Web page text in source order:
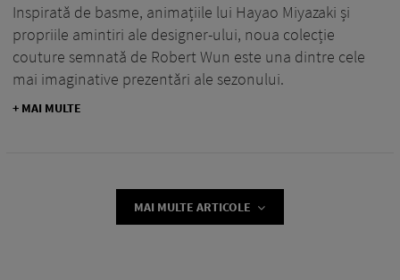
Inspirată de basme, animațiile lui Hayao Miyazaki și
propriile amintiri ale designer-ului, noua colecție
couture semnată de Robert Wun este una dintre cele
mai imaginative prezentări ale sezonului.
+ MAI MULTE
MAI MULTE ARTICOLE